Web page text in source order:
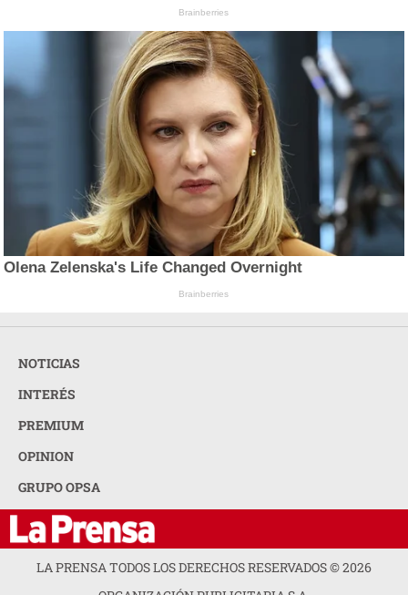
Brainberries
Olena Zelenska's Life Changed Overnight
Brainberries
NOTICIAS
INTERÉS
PREMIUM
OPINION
GRUPO OPSA
LA PRENSA TODOS LOS DERECHOS RESERVADOS ©2026